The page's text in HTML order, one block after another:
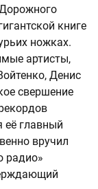
книге
ножках.
артисты,
Денис
свершение
её главный
вручил
радио»